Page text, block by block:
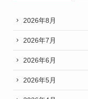
2026年8月
2026年7月
2026年6月
2026年5月